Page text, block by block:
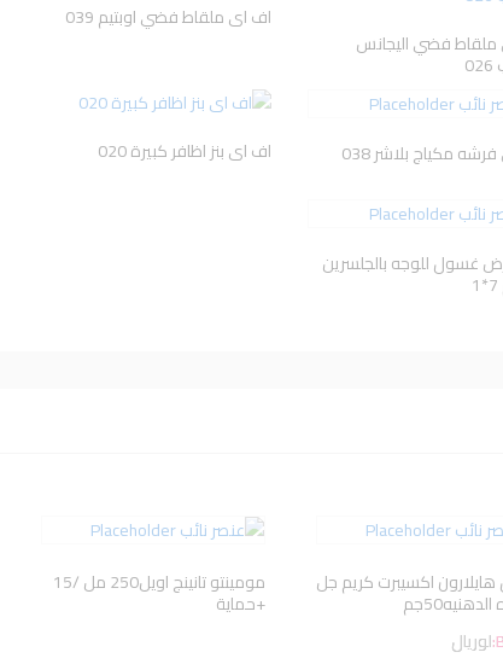
فضي اليجانس
اف اى ملقاط فضي اوبتيم 039
مكياج بلاشر 038 اف اى بنز اظافر كبيرة 020
غسول للوجه بالجلسرين
هايلارون اكسيبرت كريم جل
لوريال
مومينتو تانينج اويل250 مل /15
+حماية